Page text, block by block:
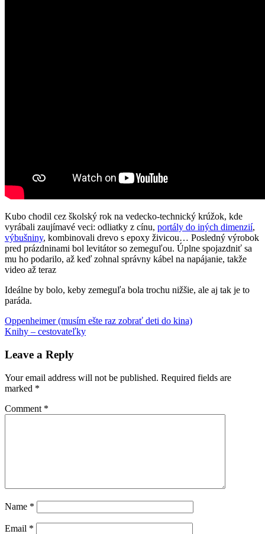
Kubo chodil cez školský rok na vedecko-technický krúžok, kde
vyrábali zaujímavé veci: odliatky z cínu, portály do iných dimenzií,
výbušniny, kombinovali drevo s epoxy živicou… Posledný výrobok
pred prázdninami bol levitátor so zemeguľou. Úplne spojazdniť sa
mu ho podarilo, až keď zohnal správny kábel na napájanie, takže
video až teraz
Ideálne by bolo, keby zemeguľa bola trochu nižšie, ale aj tak je to
paráda.
Kubkolevitator
Post
navigation
Previous
Post:
Oppenheimer (musím ešte raz zobrať deti do kina)
Next
Knihy – cestovateľky
Leave a Reply
Your email address will not be published. Required fields are
marked *
Comment *
Name *
Email *